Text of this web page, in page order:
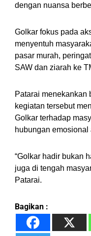
dengan nuansa
Golkar fokus pada
menyentuh
pasar murah,
SAW dan ziarah ke
Patarai menekankan
kegiatan tersebut
Golkar terhadap
hubungan emosional
“Golkar hadir bukan
juga di tengah
Patarai.
Bagikan :